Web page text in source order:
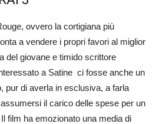
ovvero la cortigiana più
a vendere i propri favori al miglior
del giovane e timido scrittore
a Satine ci fosse anche un
pur di averla in esclusiva, a farla
il carico delle spese per un
film ha emozionato una media di